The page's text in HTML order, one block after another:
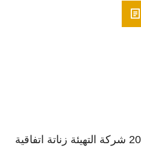
وقعت يوم 01 فبراير 2019 شركة التهيئة زناتة اتفاقية